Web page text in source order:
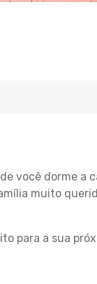
você dorme a
muito
para a sua